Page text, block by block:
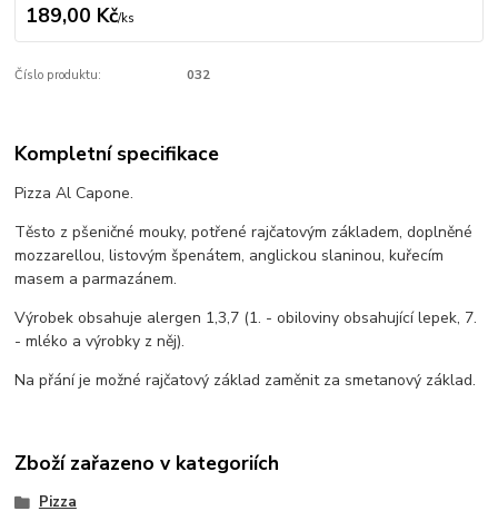
189,00 Kč/ks
Číslo produktu: 032
Kompletní specifikace
Pizza Al Capone.
Těsto z pšeničné mouky, potřené rajčatovým základem, doplněné
mozzarellou, listovým špenátem, anglickou slaninou, kuřecím
masem a parmazánem.
Výrobek obsahuje alergen 1,3,7 (1. - obiloviny obsahující lepek, 7.
- mléko a výrobky z něj).
Na přání je možné rajčatový základ zaměnit za smetanový základ.
Zboží zařazeno v kategoriích
Pizza